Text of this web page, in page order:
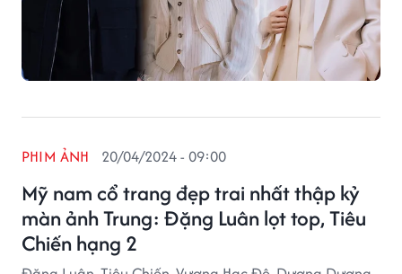
Mỹ nam cổ trang đẹp trai nhất thập kỷ
màn ảnh Trung: Đặng Luân lọt top, Tiêu
Chiến hạng 2
PHIM ẢNH 20/04/2024 - 09:00